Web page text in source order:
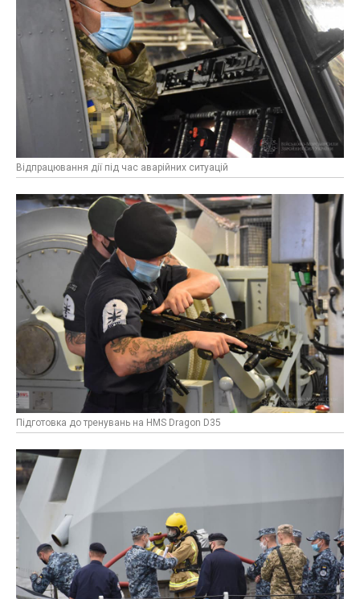
Відпрацювання дії під час аварійних ситуацій
Підготовка до тренувань на HMS Dragon D35